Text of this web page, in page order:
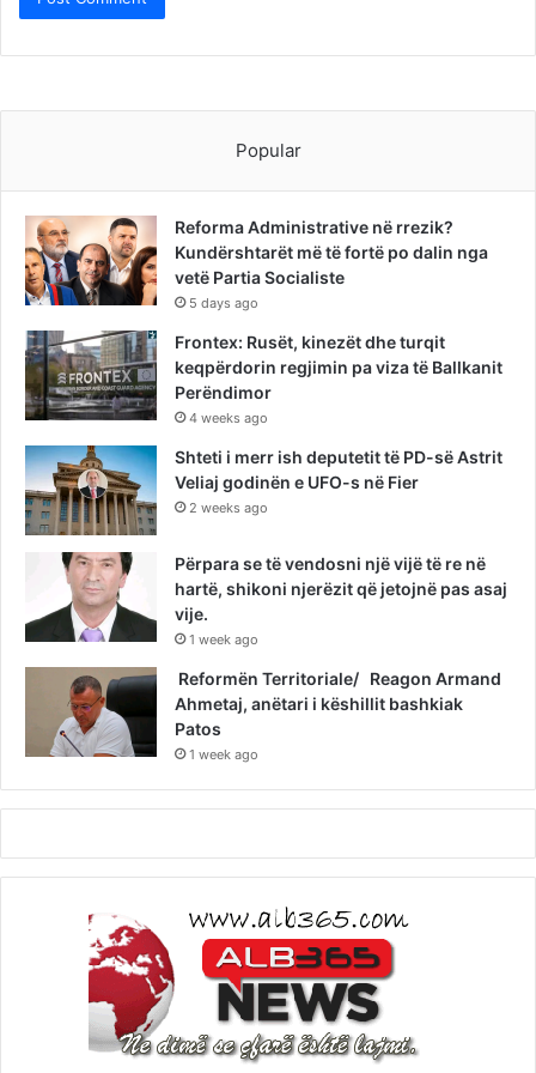
Popular
Reforma Administrative në rrezik?
Kundërshtarët më të fortë po dalin nga
vetë Partia Socialiste
5 days ago
Frontex: Rusët, kinezët dhe turqit
keqpërdorin regjimin pa viza të Ballkanit
Perëndimor
4 weeks ago
Shteti i merr ish deputetit të PD-së Astrit
Veliaj godinën e UFO-s në Fier
2 weeks ago
Përpara se të vendosni një vijë të re në
hartë, shikoni njerëzit që jetojnë pas asaj
vije.
1 week ago
Reformën Territoriale/ Reagon Armand
Ahmetaj, anëtari i këshillit bashkiak
Patos
1 week ago